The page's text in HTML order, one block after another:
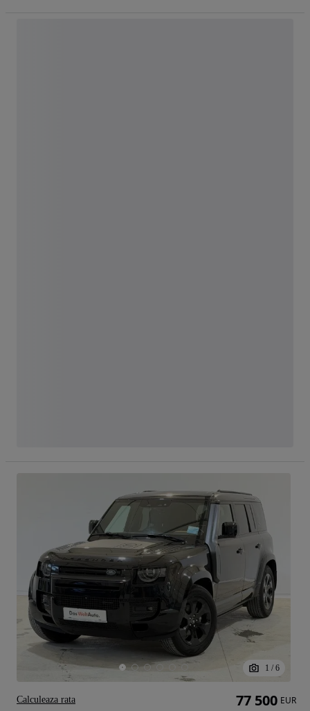
1 / 6
77 500 EUR
Calculeaza rata